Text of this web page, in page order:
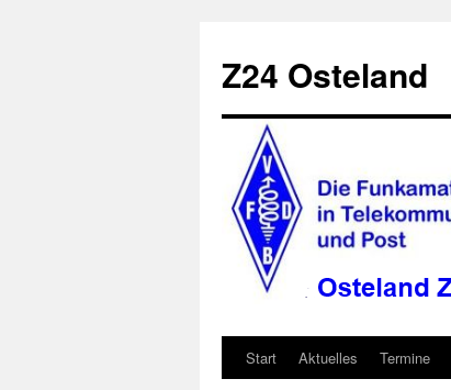
springen
Z24 Osteland
Start Aktuelles Termine